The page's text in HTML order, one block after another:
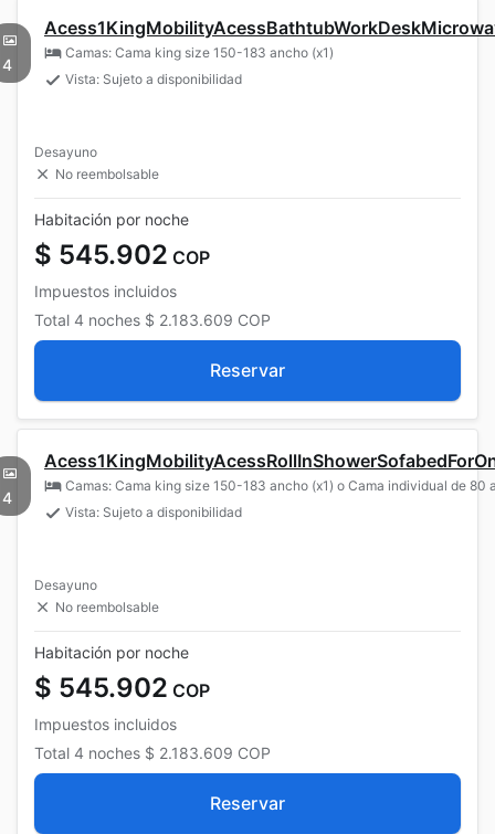
4
Camas: Cama king size 150-183 ancho (x1)
Vista: Sujeto a disponibilidad
Desayuno
No reembolsable
Habitación por noche
$ 545.902 COP
Impuestos incluidos
Total 4 noches $ 2.183.609 COP
Reservar
4
Camas: Cama king size 150-183 ancho (x1) o Cama individual de 80
Vista: Sujeto a disponibilidad
Desayuno
No reembolsable
Habitación por noche
$ 545.902 COP
Impuestos incluidos
Total 4 noches $ 2.183.609 COP
Reservar